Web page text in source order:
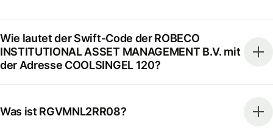
Wie lautet der Swift-Code der ROBECO
INSTITUTIONAL ASSET MANAGEMENT B.V. mit
der Adresse COOLSINGEL 120?
Was ist RGVMNL2RR08?